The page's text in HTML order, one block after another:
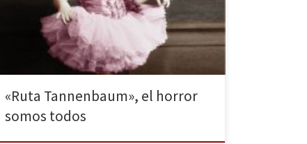
manera realista el período más oscuro de la historia.
Esta es una novela y un autor de esos que te alegras
infinitamente de haber […]
«Ruta Tannenbaum», el horror
somos todos